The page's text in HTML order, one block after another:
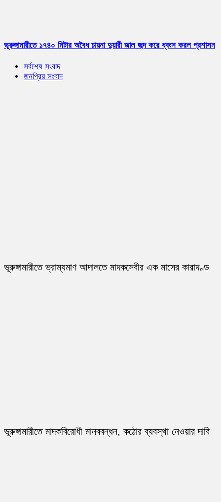
ভূরুঙ্গামারীতে ১৭৪০ মিটার অবৈধ চায়না দুয়ারী জাল জব্দ করে ধ্বংস করল প্রশাসন
সর্বশেষ সংবাদ
জনপ্রিয় সংবাদ
ভূরুঙ্গামারীতে ভ্রাম্যমাণ আদালতে মাদকসেবীর এক মাসের কারাদণ্ড
ভূরুঙ্গামারীতে মাদকবিরোধী মানববন্ধন, কঠোর ব্যবস্থা নেওয়ার দাবি